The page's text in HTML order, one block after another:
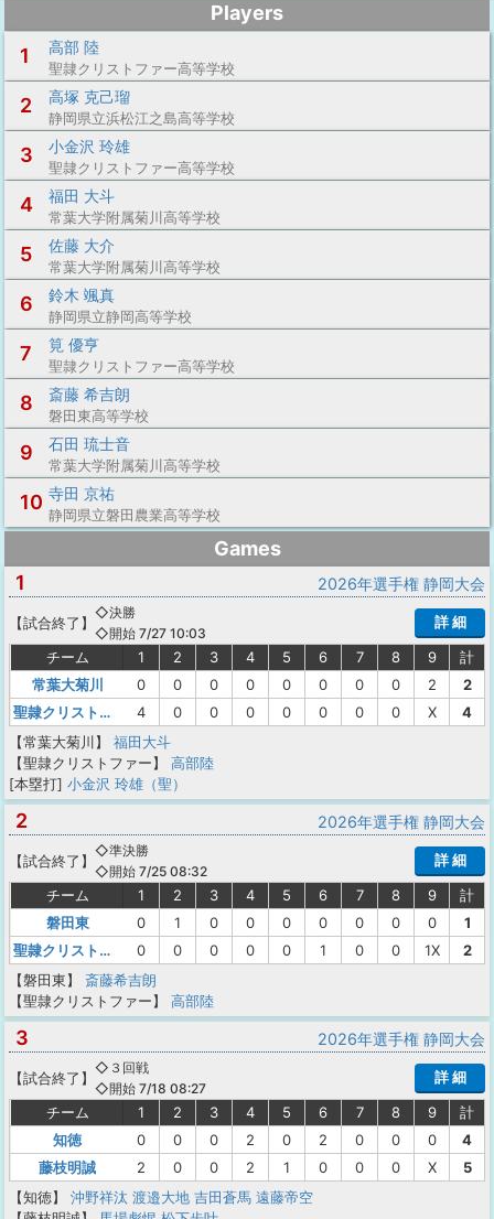
Players
1
高部 陸
聖隷クリストファー高等学校
2 高塚 克己瑠
静岡県立浜松江之島高等学校
3 小金沢 玲雄
聖隷クリストファー高等学校
4 福田 大斗
常葉大学附属菊川高等学校
5 佐藤 大介
常葉大学附属菊川高等学校
6 鈴木 颯真
静岡県立静岡高等学校
7 筧 優亨
聖隷クリストファー高等学校
8 斎藤 希吉朗
磐田東高等学校
9 石田 琉士音
常葉大学附属菊川高等学校
10 寺田 京祐
静岡県立磐田農業高等学校
Games
1
2026年選手権 静岡大会
【試合終了 】
◇決勝
◇開始 7/27 10:03
詳 細
チーム 1 2 3 4 5 6 7 8 9
計
常葉大菊川
0 0 0 0 0 0 0 0 2
2
聖隷クリストファー
4 0 0 0 0 0 0 0 X
4
【常葉大菊川】
福田大斗
【聖隷クリストファー】
高部陸
[本塁打] 小金沢 玲雄（聖）
2 2026年選手権 静岡大会
【試合終了 】
◇準決勝
◇開始 7/25 08:32
詳 細
チーム 1 2 3 4 5 6 7 8 9
計
磐田東
0 1 0 0 0 0 0 0 0
1
聖隷クリストファー
0 0 0 0 0 1 0 0 1X
2
【磐田東】
斎藤希吉朗
【聖隷クリストファー】
高部陸
3 2026年選手権 静岡大会
【試合終了 】
◇３回戦
◇開始 7/18 08:27
詳 細
チーム 1 2 3 4 5 6 7 8 9
計
知徳
0 0 0 2 0 2 0 0 0
4
藤枝明誠
2 0 0 2 1 0 0 0 X
5
【知徳】
沖野祥汰 渡邉大地 吉田蒼馬 遠藤帝空